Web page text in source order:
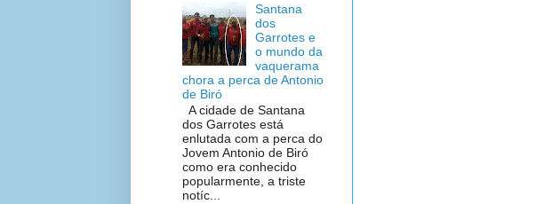
Santana
dos
Garrotes e
o mundo da
vaquerama
chora a perca de Antonio
de Biró
A cidade de Santana
dos Garrotes está
enlutada com a perca do
Jovem Antonio de Biró
como era conhecido
popularmente, a triste
notíc...